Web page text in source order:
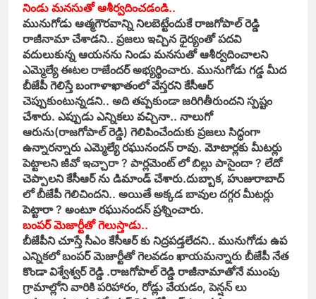
నిండు మనసుతో ఆశీర్వదించడండి..
మునుగోడు ఆత్మగౌరవాన్ని నిలబెట్టేందుకే రాజగోపాల్ రెడ్డి
రాజీనామా చేశాడని.. ప్రజలు ఇచ్చిన ధైర్యంతో పదవి
వదులుకున్న ఆయనను నిండు మనసుతో ఆశీర్వదించాలని
ఎమ్మెల్యే ఈటల రాజేందర్ అభ్యర్థించారు. మునుగోడు గడ్డ మీద
బీజేపీ గెలిస్తే బంగాళాఖాతంలో వేస్తరని కేసీఆర్
చెప్పుకుంటున్నడని.. అది తప్పకుండా జరిగితీరుందని స్పష్టం
చేశారు. ఎప్పుడు ఎన్నికలు వచ్చినా.. నాలుగో
ఆరును(రాజగోపాల్ రెడ్డి) గెలిపించేందుకు ప్రజలు సిద్ధంగా
ఉన్నారన్నారు ఎమ్మెల్యే రఘునందన్ రావు. మోటార్లకు మీటర్లు
పెట్టాలని జీవో ఇచ్చారా ? పార్లమెంట్ లో బిల్లు పాసైందా ? లేదో
చెప్పాలని కేసీఆర్ ను డిమాండ్ చేశారు.దుబ్బాక, హుజురాబాద్
లో బీజేపీ గెలిచిందని.. అయితే అక్కడ బావుల దగ్గర మీటర్లు
పెట్టారా ? అంటూ రఘునందన్ ప్రశ్నించారు.
బంపర్ మెజార్టీతో గెలుస్తాడు..
బీజేపీని చూస్తే సీఎం కేసీఆర్ కు నిద్రపడ్తలేదని.. మునుగోడు ఉప
ఎన్నికలో బంపర్ మెజార్టీతో గెలవడం ఖాయమన్నారు బీజేపీ నేత
కొండా విశ్వేశ్వర్ రెడ్డి .రాజగోపాల్ రెడ్డి రాజీనామాతోనే ముంపు
గ్రామాల్లోని వారికి పరిహారం, రోడ్లు వేయడం, పెన్షన్ లు